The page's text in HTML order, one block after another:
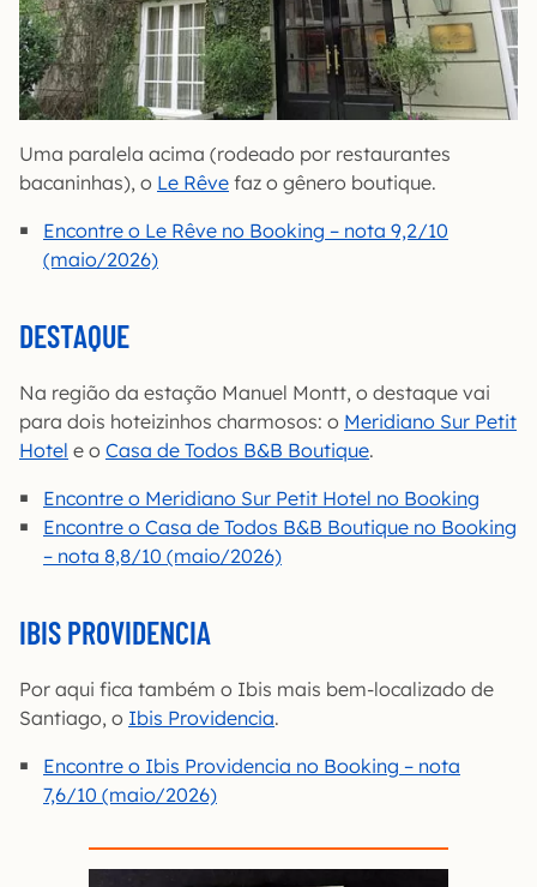
Uma paralela acima (rodeado por restaurantes
bacaninhas), o Le Rêve faz o gênero boutique.
Encontre o Le Rêve no Booking – nota 9,2/10
(maio/2026)
DESTAQUE
Na região da estação Manuel Montt, o destaque vai
para dois hoteizinhos charmosos: o Meridiano Sur Petit
Hotel e o Casa de Todos B&B Boutique.
Encontre o Meridiano Sur Petit Hotel no Booking
Encontre o Casa de Todos B&B Boutique no Booking
– nota 8,8/10 (maio/2026)
IBIS PROVIDENCIA
Por aqui fica também o Ibis mais bem-localizado de
Santiago, o Ibis Providencia.
Encontre o Ibis Providencia no Booking – nota
7,6/10 (maio/2026)